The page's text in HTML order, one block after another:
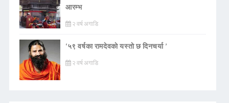
आरम्भ
२ वर्ष अगाडि
‘५९ वर्षका रामदेवकाे यस्ताे छ दिनचर्या ’
२ वर्ष अगाडि